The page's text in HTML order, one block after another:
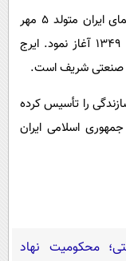
به گزارش صبا، ایرج تقی پور تهیه کننده سینمای ایران متولد ۵ مهر
۱۳۳۷ در تهران فعالیت هنری خود را از سال ۱۳۴۹ آغاز نمود. ایرج
صنعتی شریف است.
را تأسیس کرده
جمهوری اسلامی ایران
محکومیت نهاد